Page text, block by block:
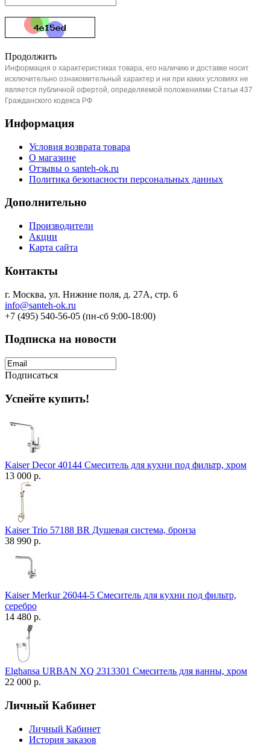
Продолжить
Информация о характеристиках товара, его наличию и доставке носит
исключительно ознакомительный характер и ни при каких условиях не
является публичной офертой, определяемой положениями Статьи 437
Гражданского кодекса РФ
Информация
Условия возврата товара
О магазине
Отзывы о santeh-ok.ru
Политика безопасности персональных данных
Дополнительно
Производители
Акции
Карта сайта
Контакты
г. Москва, ул. Нижние поля, д. 27А, стр. 6
info@santeh-ok.ru
+7 (495) 540-56-05 (пн-сб 9:00-18:00)
Подписка на новости
Подписаться
Успейте купить!
Kaiser Decor 40144 Смеситель для кухни под фильтр, хром
13 000 р.
Kaiser Trio 57188 BR Душевая система, бронза
38 990 р.
Kaiser Merkur 26044-5 Смеситель для кухни под фильтр,
серебро
14 480 р.
Elghansa URBAN XQ 2313301 Смеситель для ванны, хром
22 000 р.
Личный Кабинет
Личный Кабинет
История заказов